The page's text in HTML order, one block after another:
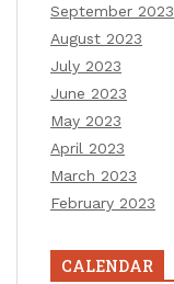
September 2023
August 2023
July 2023
June 2023
May 2023
April 2023
March 2023
February 2023
CALENDAR